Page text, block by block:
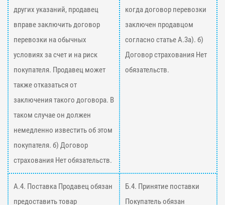
других указаний, продавец
вправе заключить договор
перевозки на обычных
условиях за счет и на риск
покупателя. Продавец может
также отказаться от
заключения такого договора. В
таком случае он должен
немедленно известить об этом
покупателя. б) Договор
страхования Нет обязательств.
когда договор перевозки
заключен продавцом
согласно статье А.3а). б)
Договор страхования Нет
обязательств.
А.4. Поставка Продавец обязан
предоставить товар
Б.4. Принятие поставки
Покупатель обязан